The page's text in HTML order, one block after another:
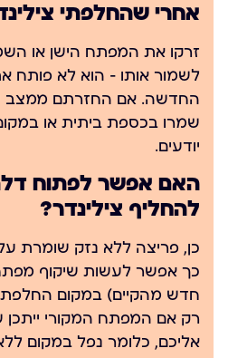
אחרי שהחלפתי
זרקו את המפתח הישן או
לשמור אותו — הוא לא פותח
החדשה. אם החזרתם ממצב
שמרו בכספת ביתית או
יודעים.
האם אפשר לפתוח
להחליף צילינדר?
כן, פריצה ללא נזק שומרת
כך אפשר לעשות שיקוף
חדש מהקיים) במקום החלפת
רק אם המפתח המקורי ייתכן
אליכם, כלומר נפל במקום ללא